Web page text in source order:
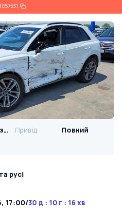
2.0л / Бензин Привід
Повний
русі
17:00/30 д : 10 г : 16 хв